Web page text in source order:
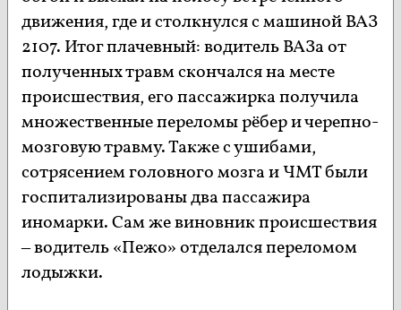
движения, где и столкнулся с машиной ВАЗ
2107. Итог плачевный: водитель ВАЗа от
полученных травм скончался на месте
происшествия, его пассажирка получила
множественные переломы рёбер и черепно-
мозговую травму. Также с ушибами,
сотрясением головного мозга и ЧМТ были
госпитализированы два пассажира
иномарки. Сам же виновник происшествия
– водитель «Пежо» отделался переломом
лодыжки.